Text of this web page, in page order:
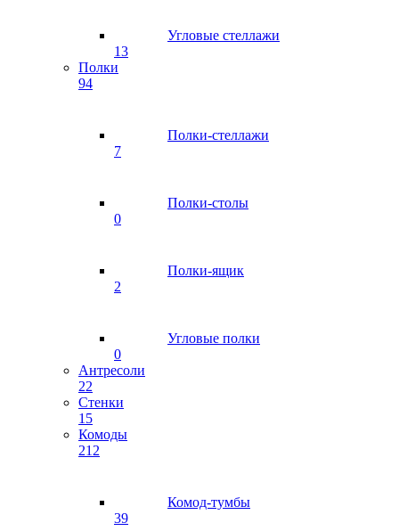
Угловые стеллажи
13
Полки
94
Полки-стеллажи
7
Полки-столы
0
Полки-ящик
2
Угловые полки
0
Антресоли
22
Стенки
15
Комоды
212
Комод-тумбы
39